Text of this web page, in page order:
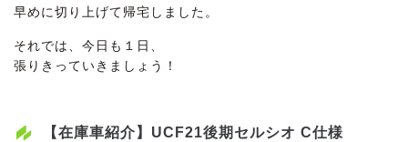
早めに切り上げて帰宅しました。
それでは、今日も１日、
張りきっていきましょう！
【在庫車紹介】UCF21後期セルシオ C仕様